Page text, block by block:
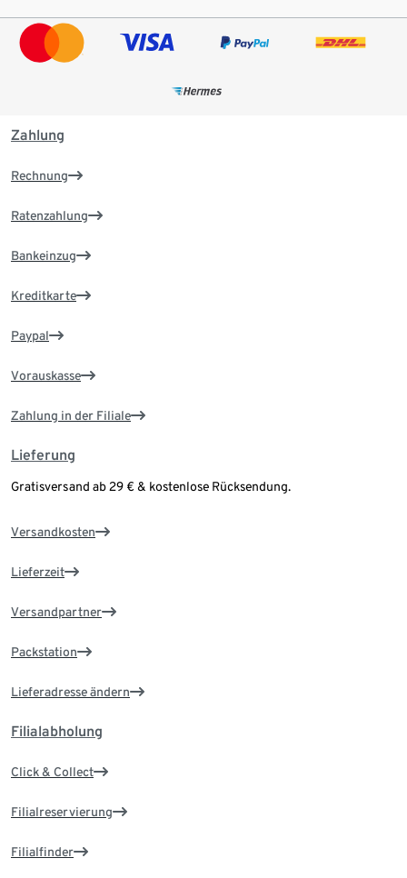
Zahlung
Rechnung
Ratenzahlung
Bankeinzug
Kreditkarte
Paypal
Vorauskasse
Zahlung in der Filiale
Lieferung
Gratisversand ab 29 € & kostenlose Rücksendung.
Versandkosten
Lieferzeit
Versandpartner
Packstation
Lieferadresse ändern
Filialabholung
Click & Collect
Filialreservierung
Filialfinder